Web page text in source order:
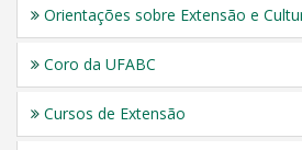
Orientações sobre Extensão e
Coro da UFABC
Cursos de Extensão